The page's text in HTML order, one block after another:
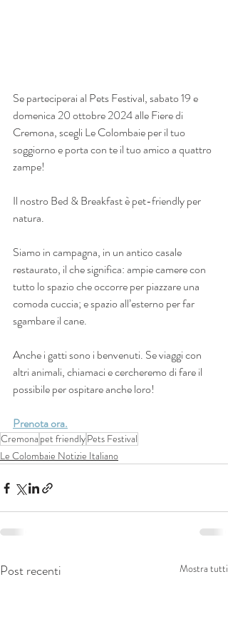
Se parteciperai al Pets Festival, sabato 19 e
domenica 20 ottobre 2024 alle Fiere di
Cremona, scegli Le Colombaie per il tuo
soggiorno e porta con te il tuo amico a quattro
zampe!
Il nostro Bed & Breakfast è pet-friendly per
natura.
Siamo in campagna, in un antico casale
restaurato, il che significa: ampie camere con
tutto lo spazio che occorre per piazzare una
comoda cuccia; e spazio all’esterno per far
sgambare il cane.
Anche i gatti sono i benvenuti. Se viaggi con
altri animali, chiamaci e cercheremo di fare il
possibile per ospitare anche loro!
Prenota ora.
Cremona pet friendlyPets Festival
Le Colombaie Notizie Italiano
Post recenti Mostra tutti